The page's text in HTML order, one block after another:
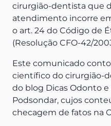
cirurgião-dentista que
atendimento incorre
o art. 24 do Código de
(Resolução CFO-42/
Este comunicado
científico do cirurgião-
do blog Dicas Odonto
Podsondar, cujos
checagem de fatos na